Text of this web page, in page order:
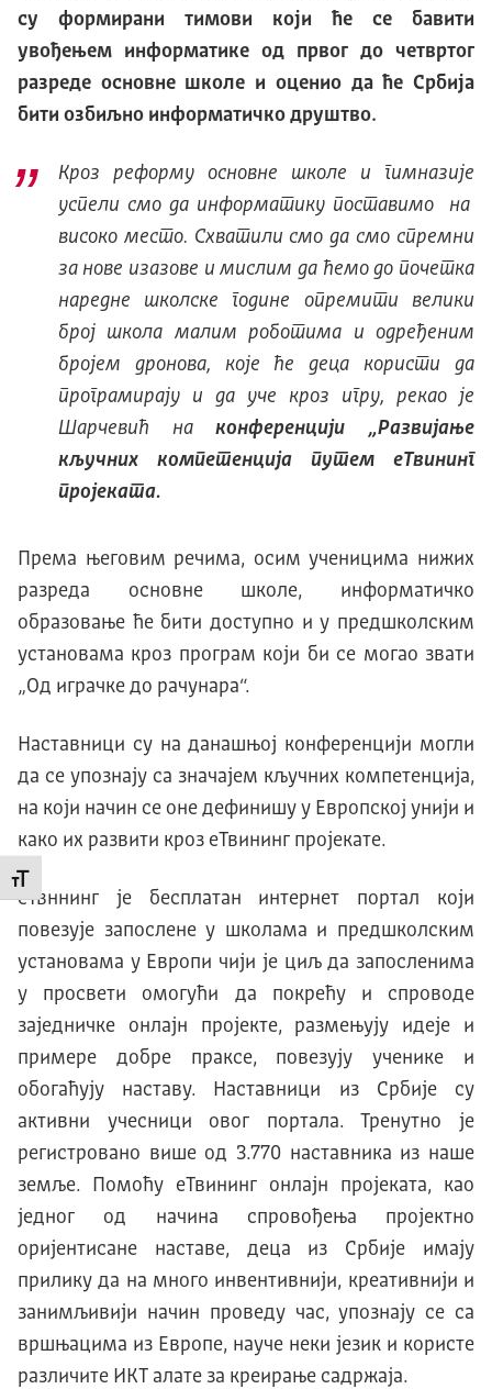
Промени величину слова
су формирани тимови који ће се бавити
увођењем информатике од првог до четвртог
разреде основне школе и оценио да ће Србија
бити озбиљно информатичко друштво.
Кроз реформу основне школе и гимназије
успели смо да информатику поставимо на
високо место. Схватили смо да смо спремни
за нове изазове и мислим да ћемо до почетка
наредне школске године опремити велики
број школа малим роботима и одређеним
бројем дронова, које ће деца користи да
програмирају и да уче кроз игру, рекaо је
Шарчевић наконференцији „Развијање
кључних компетенција путем еТвининг
пројеката.
Према његовим речима, осим ученицима нижих
разреда основне школе, информатичко
образовање ће бити доступно и у предшколским
установама кроз програм који би се могао звати
„Од играчке до рачунара“.
Наставници су на данашњој конференцији могли
да се упознају са значајем кључних компетенција,
на који начин се оне дефинишу у Европској унији и
како их развити кроз еТвининг пројекате.
еТвннинг је бесплатан интернет портал који
повезује запослене у школама и предшколским
установама у Европи чији је циљ да запосленима
у просвети омогући да покрећу и спроводе
заједничке онлајн пројекте, размењују идеје и
примере добре праксе, повезују ученике и
обогаћују наставу. Наставници из Србије су
активни учесници овог портала. Тренутно је
регистровано више од 3.770 наставника из наше
земље. Помоћу еТвининг онлајн пројеката, као
једног од начина спровођења пројектно
оријентисане наставе, деца из Србије имају
прилику да на много инвентивнији, креативнији и
занимљивији начин проведу час, упознају се са
вршњацима из Европе, науче неки језик и користе
различите ИKТ алате за креирање садржаја.